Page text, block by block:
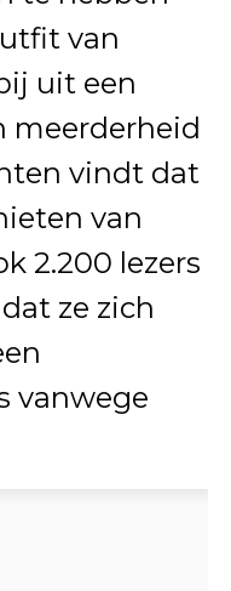
van
uit een
meerderheid
vindt dat
van
2.200 lezers
ze zich
vanwege